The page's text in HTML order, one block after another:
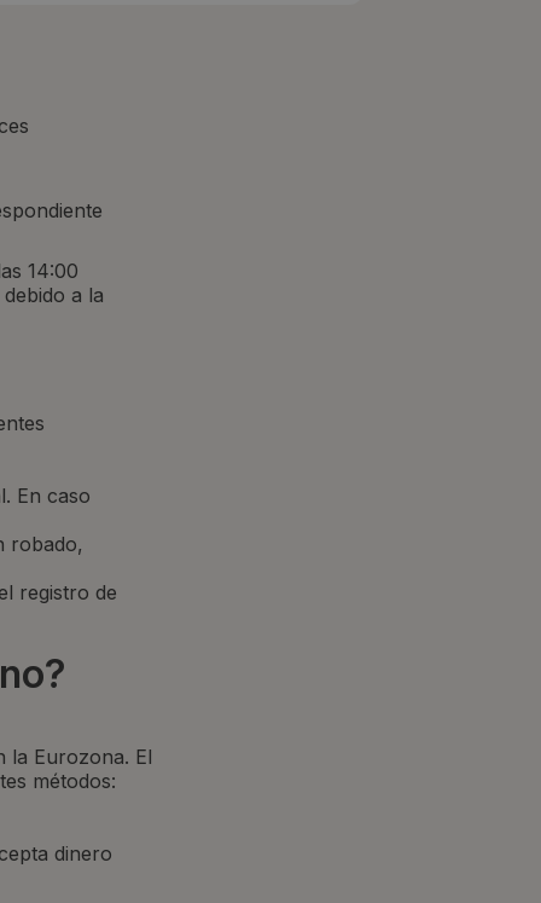
14:00
a la
En caso
robado,
registro de
la Eurozona. El
métodos:
dinero